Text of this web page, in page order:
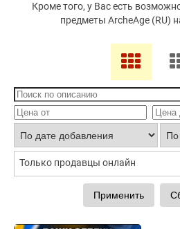
Кроме того, у Вас есть
предметы ArcheAge (RU)
Только продавцы онлайн